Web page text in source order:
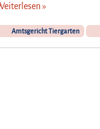
»
Amtsgericht Tiergarten